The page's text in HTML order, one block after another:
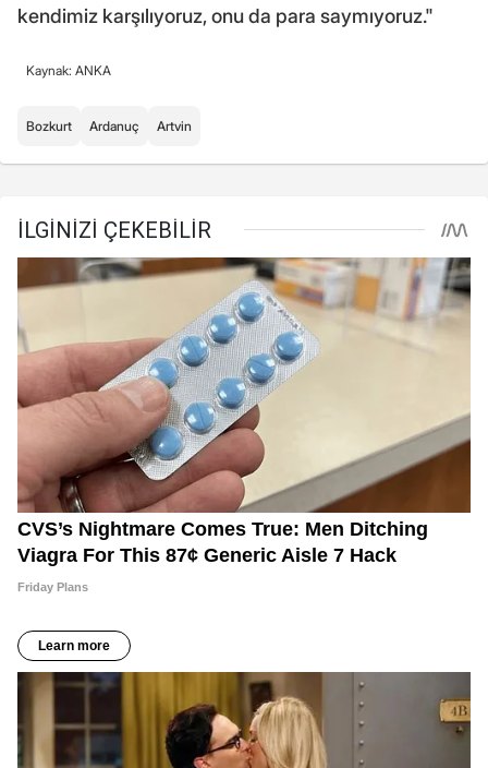
kendimiz karşılıyoruz, onu da para saymıyoruz."
Kaynak: ANKA
Bozkurt Ardanuç Artvin